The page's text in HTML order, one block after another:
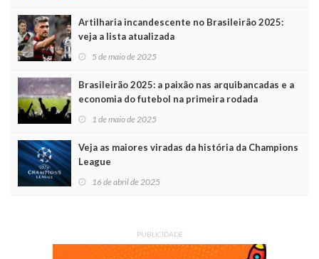
Artilharia incandescente no Brasileirão 2025:
veja a lista atualizada
5 de maio de 2025
Brasileirão 2025: a paixão nas arquibancadas e a
economia do futebol na primeira rodada
1 de maio de 2025
Veja as maiores viradas da história da Champions
League
16 de abril de 2025
PUBLICIDADE